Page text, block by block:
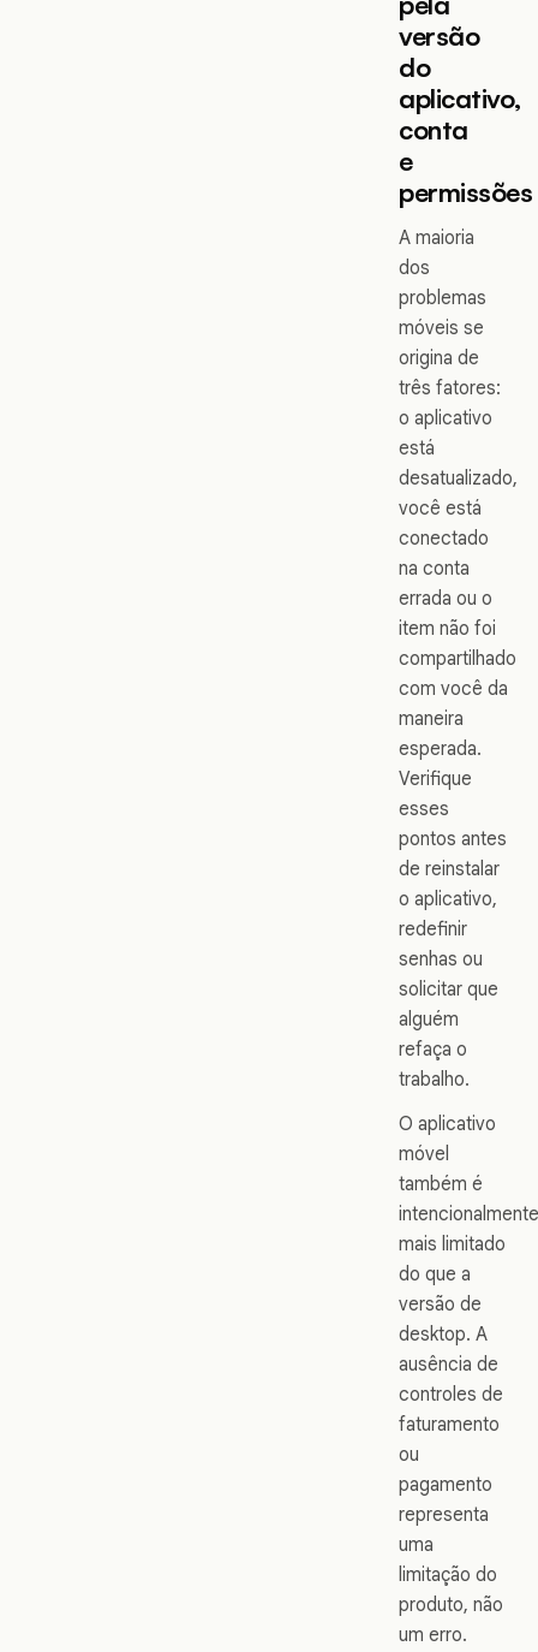
versão
do
aplicativo,
conta
e
permissões
A maioria
dos
problemas
móveis se
origina de
três fatores:
o aplicativo
está
desatualizado,
você está
conectado
na conta
errada ou o
item não foi
compartilhado
com você da
maneira
esperada.
Verifique
esses
pontos antes
de reinstalar
o aplicativo,
redefinir
senhas ou
solicitar que
alguém
refaça o
trabalho.
O aplicativo
móvel
também é
intencionalmente
mais limitado
do que a
versão de
desktop. A
ausência de
controles de
faturamento
ou
pagamento
representa
uma
limitação do
produto, não
um erro.